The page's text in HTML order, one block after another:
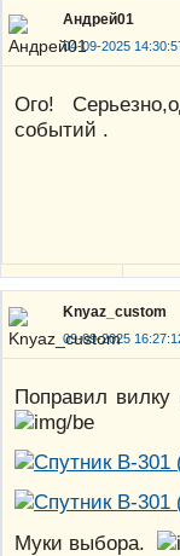
Андрей01
04-09-2025
Ого!
событий .
Knyaz_custom
09-09-2025
Поправил
Муки выбора.